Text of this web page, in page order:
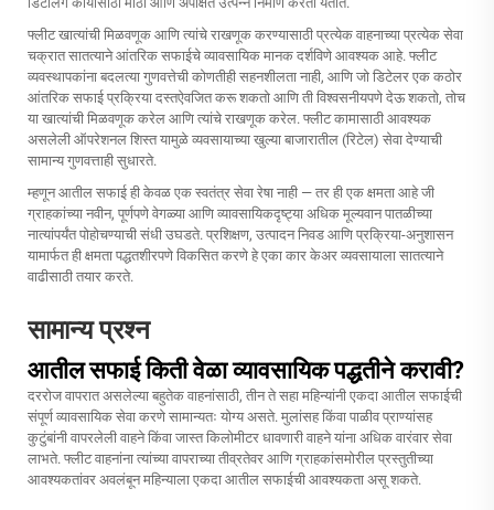
फ्लीट खात्यांची मिळवणूक आणि त्यांचे राखणूक करण्यासाठी प्रत्येक वाहनाच्या प्रत्येक सेवा
चक्रात सातत्याने आंतरिक सफाईचे व्यावसायिक मानक दर्शविणे आवश्यक आहे. फ्लीट
व्यवस्थापकांना बदलत्या गुणवत्तेची कोणतीही सहनशीलता नाही, आणि जो डिटेलर एक कठोर
आंतरिक सफाई प्रक्रिया दस्तऐवजित करू शकतो आणि ती विश्वसनीयपणे देऊ शकतो, तोच
या खात्यांची मिळवणूक करेल आणि त्यांचे राखणूक करेल. फ्लीट कामासाठी आवश्यक
असलेली ऑपरेशनल शिस्त यामुळे व्यवसायाच्या खुल्या बाजारातील (रिटेल) सेवा देण्याची
सामान्य गुणवत्ताही सुधारते.
म्हणून आतील सफाई ही केवळ एक स्वतंत्र सेवा रेषा नाही — तर ही एक क्षमता आहे जी
ग्राहकांच्या नवीन, पूर्णपणे वेगळ्या आणि व्यावसायिकदृष्ट्या अधिक मूल्यवान पातळीच्या
नात्यांपर्यंत पोहोचण्याची संधी उघडते. प्रशिक्षण, उत्पादन निवड आणि प्रक्रिया-अनुशासन
यामार्फत ही क्षमता पद्धतशीरपणे विकसित करणे हे एका कार केअर व्यवसायाला सातत्याने
वाढीसाठी तयार करते.
सामान्य प्रश्न
आतील सफाई किती वेळा व्यावसायिक पद्धतीने करावी?
दररोज वापरात असलेल्या बहुतेक वाहनांसाठी, तीन ते सहा महिन्यांनी एकदा आतील सफाईची
संपूर्ण व्यावसायिक सेवा करणे सामान्यतः योग्य असते. मुलांसह किंवा पाळीव प्राण्यांसह
कुटुंबांनी वापरलेली वाहने किंवा जास्त किलोमीटर धावणारी वाहने यांना अधिक वारंवार सेवा
लाभते. फ्लीट वाहनांना त्यांच्या वापराच्या तीव्रतेवर आणि ग्राहकांसमोरील प्रस्तुतीच्या
आवश्यकतांवर अवलंबून महिन्याला एकदा आतील सफाईची आवश्यकता असू शकते.